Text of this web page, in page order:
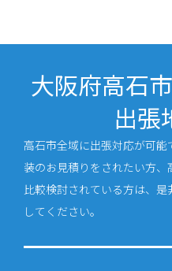
大阪府高石
出張
高石市全域に出張対応が可能
装のお見積りをされたい方
比較検討されている方は、
してください。